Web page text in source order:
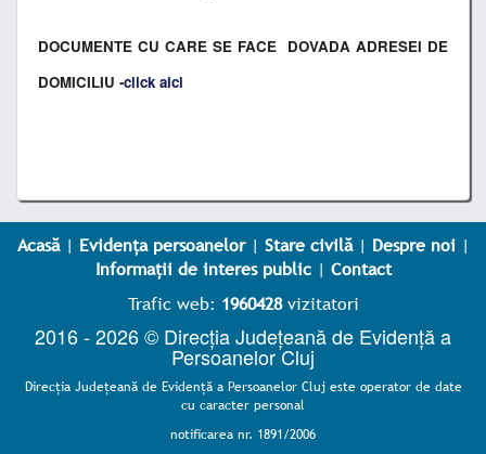
DOCUMENTE CU CARE SE FACE DOVADA ADRESEI DE
DOMICILIU -click aici
Acasă| Evidența persoanelor| Stare civilă| Despre noi|
Informații de interes public| Contact
Trafic web: 1960428vizitatori
2016 - 2026 © Direcția Județeană de Evidență a
Persoanelor Cluj
Direcţia Judeţeană de Evidenţă a Persoanelor Cluj este operator de date
cu caracter personal
notificarea nr. 1891/2006